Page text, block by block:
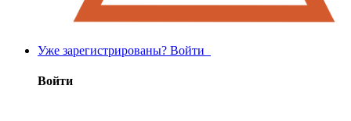
Уже зарегистрированы? Войти
Войти